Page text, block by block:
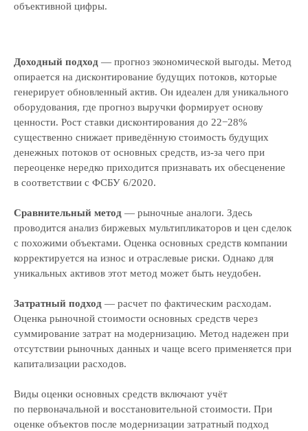
объективной цифры.
Доходный подход — прогноз экономической выгоды. Метод
опирается на дисконтирование будущих потоков, которые
генерирует обновленный актив. Он идеален для уникального
оборудования, где прогноз выручки формирует основу
ценности. Рост ставки дисконтирования до 22−28%
существенно снижает приведённую стоимость будущих
денежных потоков от основных средств, из‑за чего при
переоценке нередко приходится признавать их обесценение
в соответствии с ФСБУ 6/2020.
Сравнительный метод — рыночные аналоги. Здесь
проводится анализ биржевых мультипликаторов и цен сделок
с похожими объектами. Оценка основных средств компании
корректируется на износ и отраслевые риски. Однако для
уникальных активов этот метод может быть неудобен.
Затратный подход — расчет по фактическим расходам.
Оценка рыночной стоимости основных средств через
суммирование затрат на модернизацию. Метод надежен при
отсутствии рыночных данных и чаще всего применяется при
капитализации расходов.
Виды оценки основных средств включают учёт
по первоначальной и восстановительной стоимости. При
оценке объектов после модернизации затратный подход